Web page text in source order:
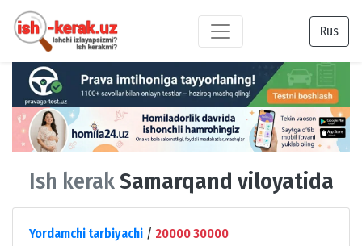
Rus
Ish kerakSamarqand viloyatida
Yordamchi tarbiyachi / 20000 30000